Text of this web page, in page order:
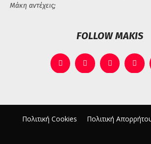
Μάκη αντέχεις;
FOLLOW MAKIS
Πολιτική Cookies Πολιτική